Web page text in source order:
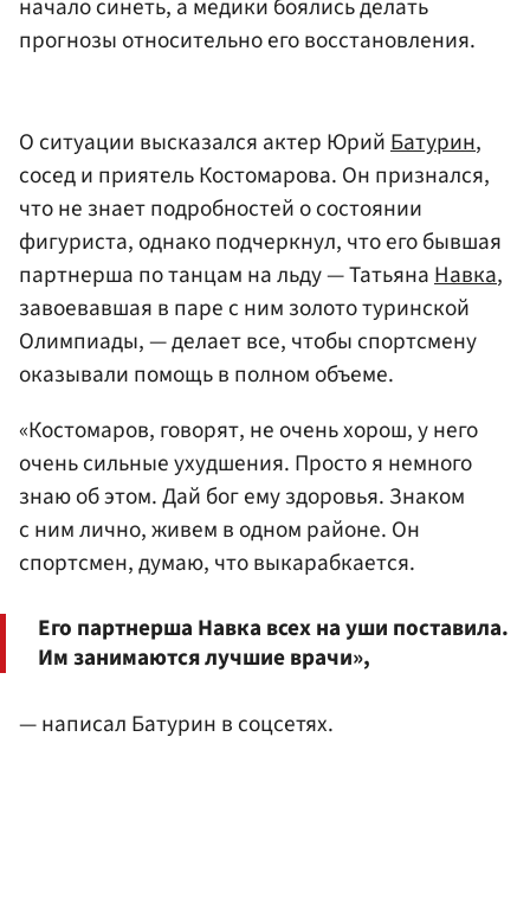
начало синеть, а медики боялись делать
прогнозы относительно его восстановления.
О ситуации высказался актер ЮрийБатурин,
сосед и приятель Костомарова. Он признался,
что не знает подробностей о состоянии
фигуриста, однако подчеркнул, что его бывшая
партнерша по танцам на льду — ТатьянаНавка,
завоевавшая в паре с ним золото туринской
Олимпиады, — делает все, чтобы спортсмену
оказывали помощь в полном объеме.
«Костомаров, говорят, не очень хорош, у него
очень сильные ухудшения. Просто я немного
знаю об этом. Дай бог ему здоровья. Знаком
с ним лично, живем в одном районе. Он
спортсмен, думаю, что выкарабкается.
Его партнерша Навка всех на уши поставила.
Им занимаются лучшие врачи»,
— написал Батурин в соцсетях.